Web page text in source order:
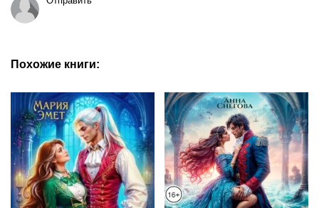
Похожие книги: